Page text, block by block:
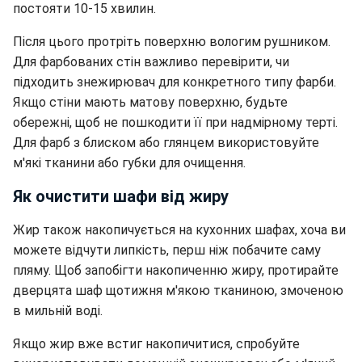
постояти 10-15 хвилин.
Після цього протріть поверхню вологим рушником.
Для фарбованих стін важливо перевірити, чи
підходить знежирювач для конкретного типу фарби.
Якщо стіни мають матову поверхню, будьте
обережні, щоб не пошкодити її при надмірному терті.
Для фарб з блиском або глянцем використовуйте
м'які тканини або губки для очищення.
Як очистити шафи від жиру
Жир також накопичується на кухонних шафах, хоча ви
можете відчути липкість, перш ніж побачите саму
пляму. Щоб запобігти накопиченню жиру, протирайте
дверцята шаф щотижня м'якою тканиною, змоченою
в мильній воді.
Якщо жир вже встиг накопичитися, спробуйте